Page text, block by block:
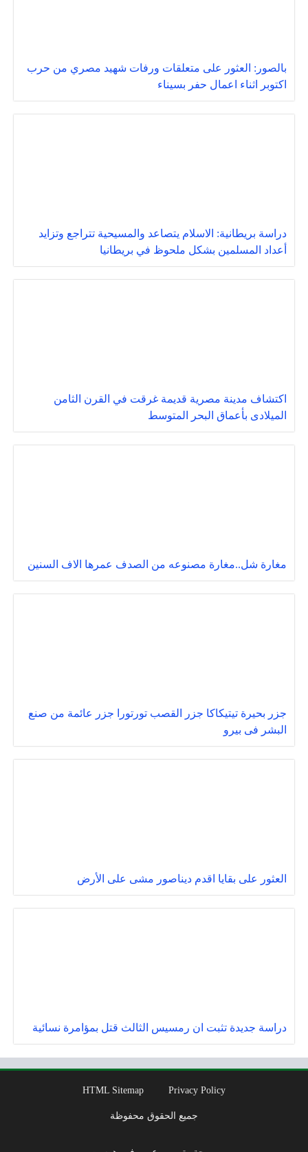
بالصور: العثور على متعلقات ورفات شهيد مصري من حرب
اكتوبر اثناء اعمال حفر بسيناء
دراسة بريطانية: الاسلام يتصاعد والمسيحية تتراجع وتزايد
أعداد المسلمين بشكل ملحوظ في بريطانيا
اكتشاف مدينة مصرية قديمة غرقت في القرن الثامن
الميلادى بأعماق البحر المتوسط
مغارة شل..مغارة مصنوعه من الصدف عمرها الاف السنين
جزر بحيرة تيتيكاكا جزر القصب تورتورا جزر عائمة من صنع
البشر فى بيرو
العثور على بقايا اقدم ديناصور مشى على الأرض
دراسة جديدة تثبت ان رمسيس الثالث قتل بمؤامرة نسائية
Privacy Policy
HTML Sitemap
جميع الحقوق محفوظة